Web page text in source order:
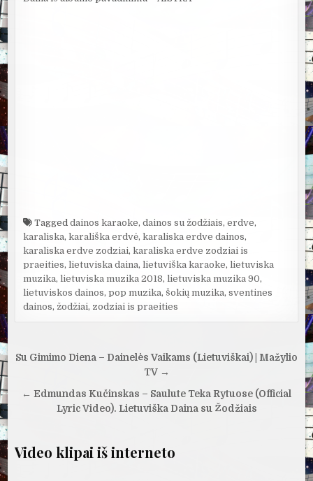
Taggeddainos karaoke,dainos su žodžiais,erdve,
karaliska,karališka erdvė,karaliska erdve dainos,
karaliska erdve zodziai,karaliska erdve zodziai is
praeities,lietuviska daina,lietuviška karaoke,lietuviska
muzika,lietuviska muzika 2018,lietuviska muzika 90,
lietuviskos dainos,pop muzika, šokių muzika,sventines
dainos, žodžiai, zodziai is praeities
Navigacija
įrašų
Su Gimimo Diena – Dainelės Vaikams (Lietuviškai) | Mažylio
TV →
← Edmundas Kučinskas – Saulute Teka Rytuose (Official
Lyric Video). Lietuviška Daina su Žodžiais
Video klipai iš interneto